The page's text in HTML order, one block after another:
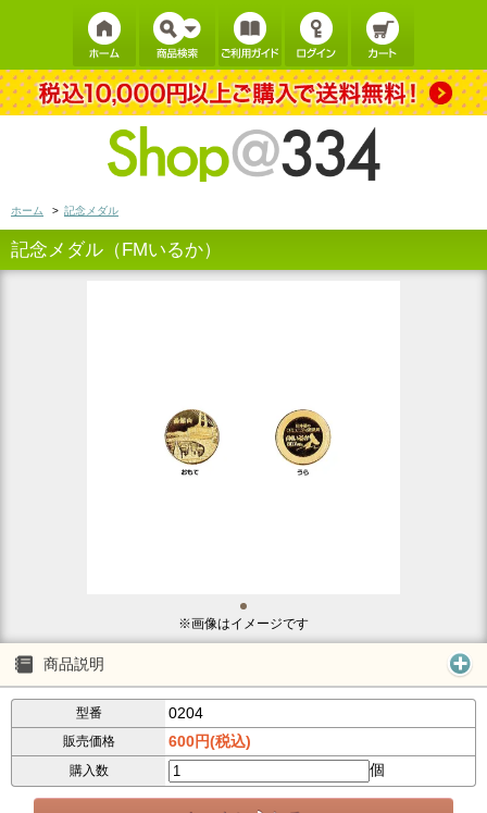
ホーム > 記念メダル
記念メダル（FMいるか）
※画像はイメージです
商品説明
型番 0204
販売価格 600円(税込)
購入数 個